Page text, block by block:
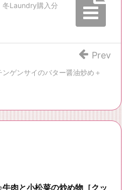
冬Laundry購入分
ンゲンサイのバター醤油炒め＋
Prev
牛肉と小松菜の炒め物［クッ